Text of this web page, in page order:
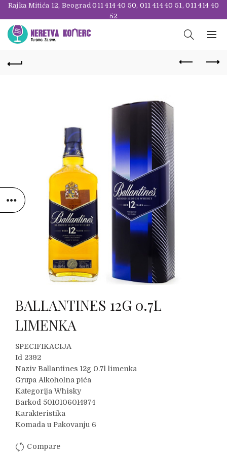
Rajka Mitića 12, Beograd011 414 40 50, 011 414 40 51,011 414 40
52
BALLANTINES 12G 0.7L
LIMENKA
SPECIFIKACIJA
Id 2392
Naziv Ballantines 12g 0.7l limenka
Grupa Alkoholna pića
Kategorija Whisky
Barkod 5010106014974
Karakteristika
Komada u Pakovanju 6
Compare